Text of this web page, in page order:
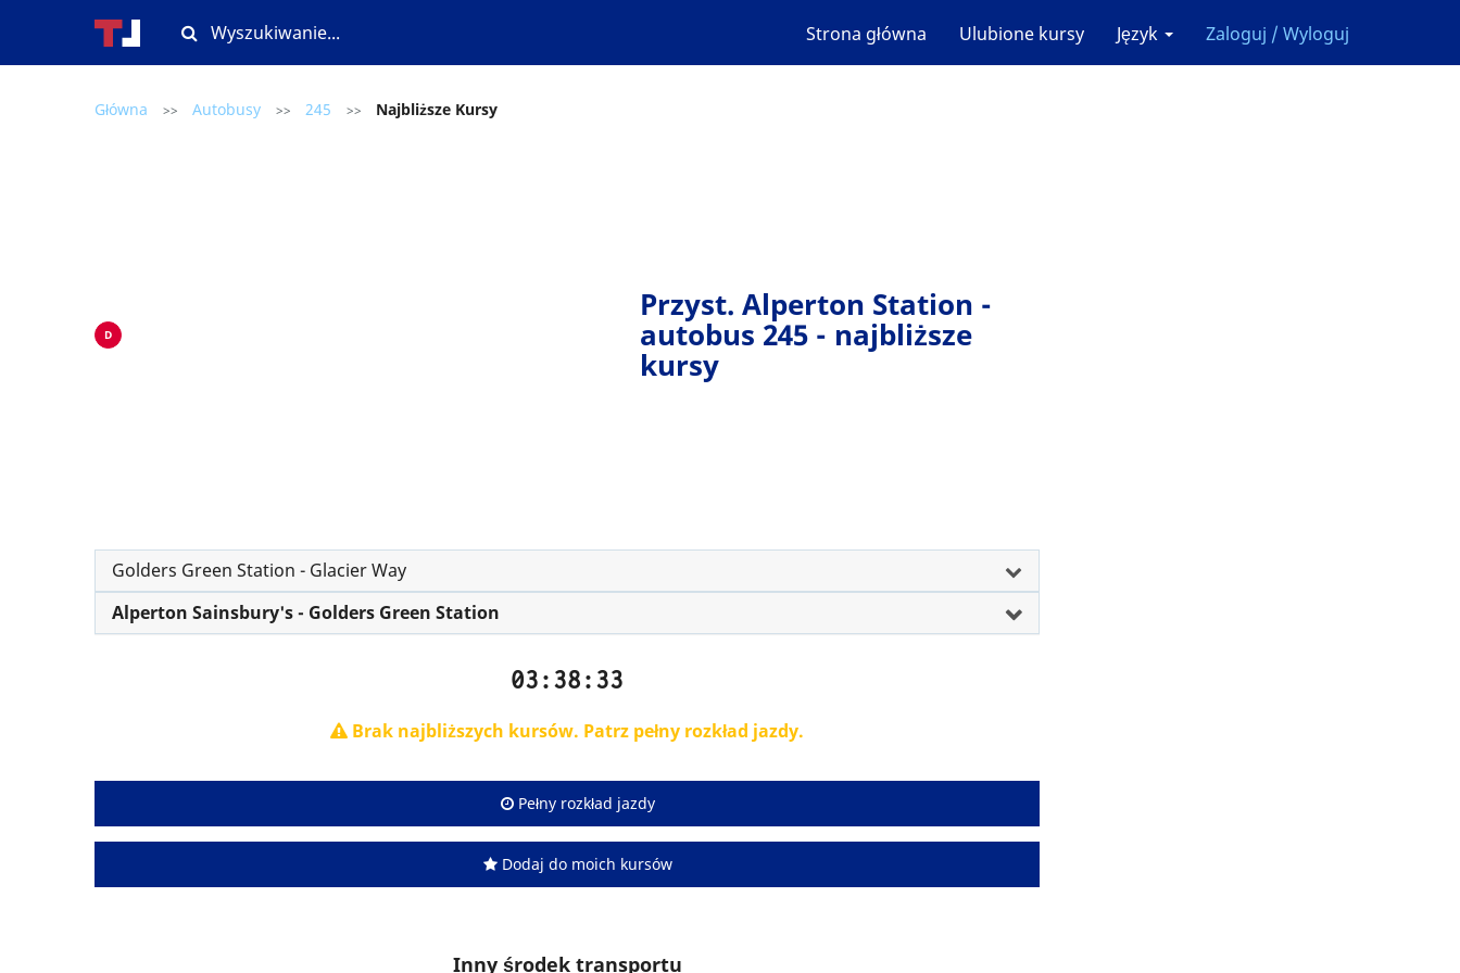
Strona główna Ulubione kursy Język Zaloguj / Wyloguj
Główna >> Autobusy >> 245 >> Najbliższe Kursy
D
Przyst. Alperton Station -
autobus 245 - najbliższe
kursy
Golders Green Station - Glacier Way
Alperton Sainsbury's - Golders Green Station
03:38:34
Brak najbliższych kursów. Patrz pełny rozkład jazdy.
Pełny rozkład jazdy
Dodaj do moich kursów
Inny środek transportu